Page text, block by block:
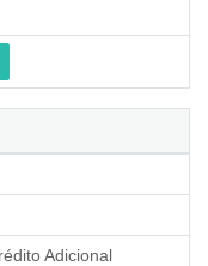
Adicional